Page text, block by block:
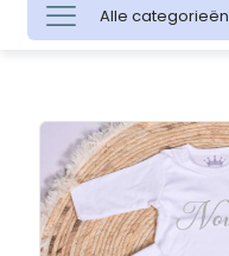
Alle categorieën